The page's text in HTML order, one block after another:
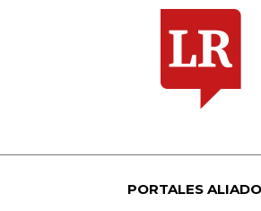
PORTALES